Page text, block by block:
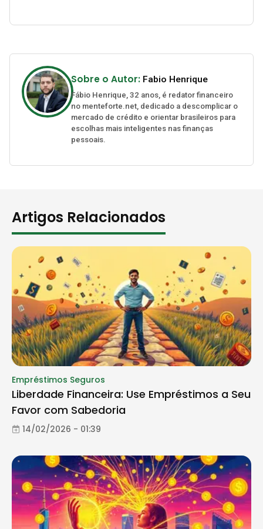
Sobre o Autor: Fabio Henrique
Fábio Henrique, 32 anos, é redator financeiro
no menteforte.net, dedicado a descomplicar o
mercado de crédito e orientar brasileiros para
escolhas mais inteligentes nas finanças
pessoais.
Artigos Relacionados
Empréstimos Seguros
Liberdade Financeira: Use Empréstimos a Seu
Favor com Sabedoria
14/02/2026 - 01:39